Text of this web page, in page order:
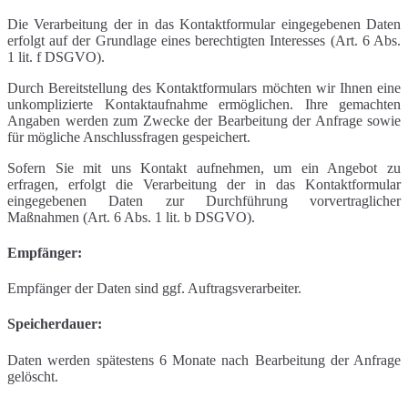
Die Verarbeitung der in das Kontaktformular eingegebenen Daten
erfolgt auf der Grundlage eines berechtigten Interesses (Art. 6 Abs.
1 lit. f DSGVO).
Durch Bereitstellung des Kontaktformulars möchten wir Ihnen eine
unkomplizierte Kontaktaufnahme ermöglichen. Ihre gemachten
Angaben werden zum Zwecke der Bearbeitung der Anfrage sowie
für mögliche Anschlussfragen gespeichert.
Sofern Sie mit uns Kontakt aufnehmen, um ein Angebot zu
erfragen, erfolgt die Verarbeitung der in das Kontaktformular
eingegebenen Daten zur Durchführung vorvertraglicher
Maßnahmen (Art. 6 Abs. 1 lit. b DSGVO).
Empfänger:
Empfänger der Daten sind ggf. Auftragsverarbeiter.
Speicherdauer:
Daten werden spätestens 6 Monate nach Bearbeitung der Anfrage
gelöscht.